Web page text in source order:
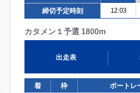
締切予定時刻 12:03
カタメン１予選 1800m
出走表
着 枠 ボートレ